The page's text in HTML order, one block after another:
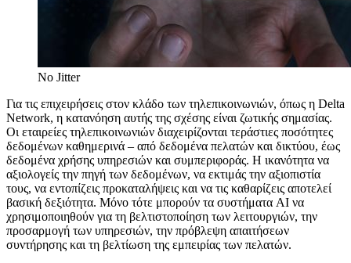
No Jitter
Για τις επιχειρήσεις στον κλάδο των τηλεπικοινωνιών, όπως η Delta
Network, η κατανόηση αυτής της σχέσης είναι ζωτικής σημασίας.
Οι εταιρείες τηλεπικοινωνιών διαχειρίζονται τεράστιες ποσότητες
δεδομένων καθημερινά – από δεδομένα πελατών και δικτύου, έως
δεδομένα χρήσης υπηρεσιών και συμπεριφοράς. Η ικανότητα να
αξιολογείς την πηγή των δεδομένων, να εκτιμάς την αξιοπιστία
τους, να εντοπίζεις προκαταλήψεις και να τις καθαρίζεις αποτελεί
βασική δεξιότητα. Μόνο τότε μπορούν τα συστήματα AI να
χρησιμοποιηθούν για τη βελτιστοποίηση των λειτουργιών, την
προσαρμογή των υπηρεσιών, την πρόβλεψη απαιτήσεων
συντήρησης και τη βελτίωση της εμπειρίας των πελατών.